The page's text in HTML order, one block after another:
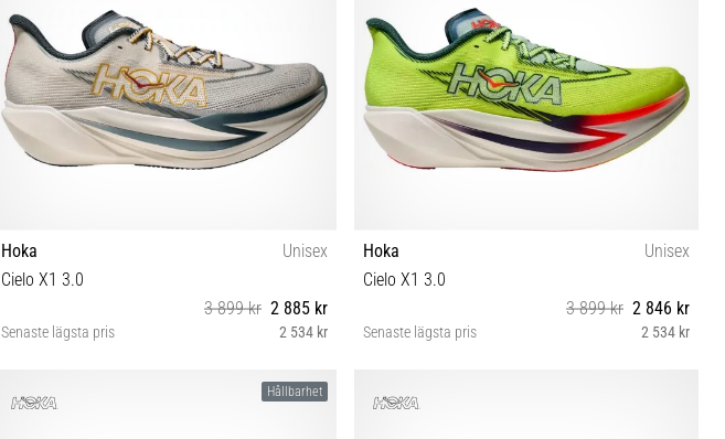
Hoka
Unisex
Cielo X1 3.0
3 899 kr 2 885 kr
Senaste lägsta pris 2 534 kr
40⅔ 41⅓ 42 42⅔ 43⅓ 44 44⅔ 45⅓
Hoka
Unisex
Cielo X1 3.0
3 899 kr 2 846 kr
Senaste lägsta pris 2 534 kr
Hållbarhet